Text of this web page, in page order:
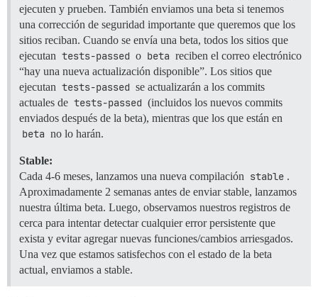
ejecuten y prueben. También enviamos una beta si tenemos
una corrección de seguridad importante que queremos que los
sitios reciban. Cuando se envía una beta, todos los sitios que
ejecutan tests-passed o beta reciben el correo electrónico
“hay una nueva actualización disponible”. Los sitios que
ejecutan tests-passed se actualizarán a los commits
actuales de tests-passed (incluidos los nuevos commits
enviados después de la beta), mientras que los que están en
beta no lo harán.
Stable:
Cada 4-6 meses, lanzamos una nueva compilación stable .
Aproximadamente 2 semanas antes de enviar stable, lanzamos
nuestra última beta. Luego, observamos nuestros registros de
cerca para intentar detectar cualquier error persistente que
exista y evitar agregar nuevas funciones/cambios arriesgados.
Una vez que estamos satisfechos con el estado de la beta
actual, enviamos a stable.